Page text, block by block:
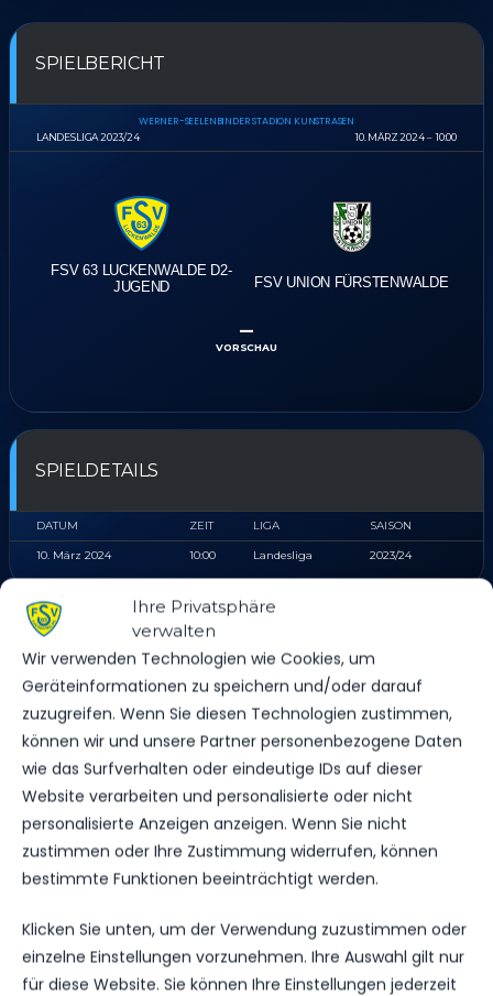
Ihre Privatsphäre
verwalten
Wir verwenden Technologien wie Cookies, um
Geräteinformationen zu speichern und/oder darauf
zuzugreifen. Wenn Sie diesen Technologien zustimmen,
können wir und unsere Partner personenbezogene Daten
wie das Surfverhalten oder eindeutige IDs auf dieser
Website verarbeiten und personalisierte oder nicht
personalisierte Anzeigen anzeigen. Wenn Sie nicht
zustimmen oder Ihre Zustimmung widerrufen, können
bestimmte Funktionen beeinträchtigt werden.
Klicken Sie unten, um der Verwendung zuzustimmen oder
einzelne Einstellungen vorzunehmen. Ihre Auswahl gilt nur
für diese Website. Sie können Ihre Einstellungen jederzeit
SPIELBERICHT
LANDESLIGA 2023/24
WERNER-SEELENBINDER STADION KUNSTRASEN
10. MÄRZ 2024 10:00
FSV 63 LUCKENWALDE D2-
JUGEND
FSV UNION FÜRSTENWALDE
–
VORSCHAU
SPIELDETAILS
DATUM ZEIT LIGA SAISON
10. März 2024 10:00 Landesliga 2023/24
WERNER-SEELENBINDER STADION KUNSTRASEN
Str. des Friedens 42, 14943 Luckenwalde, Deutschland
ERGEBNIS
FSV 63 Luckenwalde D2-Jugend 3 Sieg
FSV Union Fürstenwalde Niederlage